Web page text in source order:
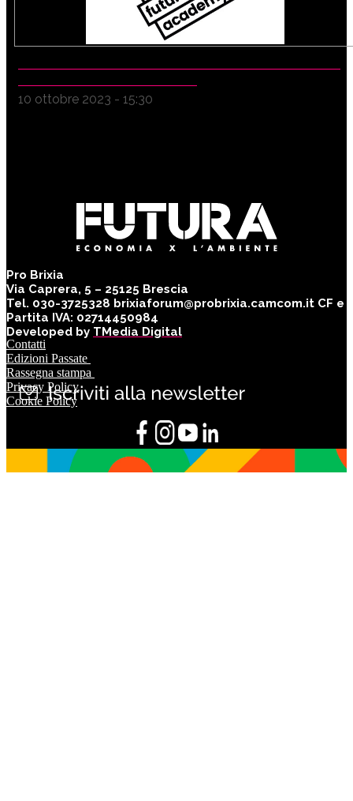
10 ottobre 2023 - 15:30
Pro Brixia
Via Caprera, 5 – 25125 Brescia
Tel. 030-3725328 brixiaforum@probrixia.camcom.it CF e
Partita IVA: 02714450984
Developed by TMedia Digital
Contatti
Edizioni Passate
Rassegna stampa
Privacy Policy
Cookie Policy